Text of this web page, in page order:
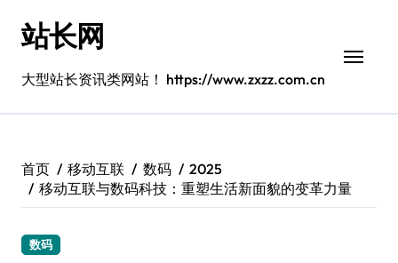
站长网
大型站长资讯类网站！ https://www.zxzz.com.cn
首页 移动互联 数码
2025
移动互联与数码科技：重塑生活新面貌的变革力量
数码